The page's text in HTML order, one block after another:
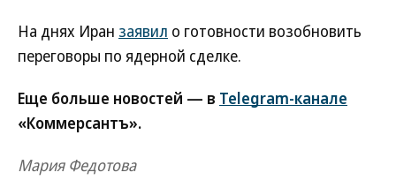
На днях Иран заявил о готовности возобновить
переговоры по ядерной сделке.
Еще больше новостей — в Telegram-канале
«Коммерсантъ».
Мария Федотова